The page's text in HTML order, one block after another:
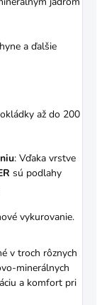
a ďalšie
až do 200
: Vďaka vrstve
sú podlahy
vykurovanie.
v troch rôznych
minerálnych
a komfort pri